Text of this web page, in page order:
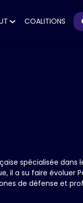
COALITIONS
spécialisée dans
il a su faire évoluer
de défense et